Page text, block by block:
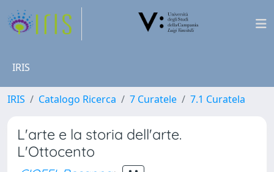
IRIS
IRIS Catalogo Ricerca 7 Curatele 7.1 Curatela
L'arte e la storia dell'arte.
L'Ottocento